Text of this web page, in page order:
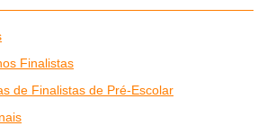
Finalistas
de Finalistas de Pré-Escolar